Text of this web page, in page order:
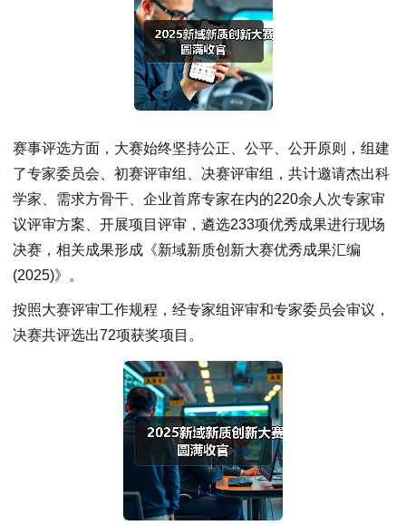
赛事评选方面，大赛始终坚持公正、公平、公开原则，组建
了专家委员会、初赛评审组、决赛评审组，共计邀请杰出科
学家、需求方骨干、企业首席专家在内的220余人次专家审
议评审方案、开展项目评审，遴选233项优秀成果进行现场
决赛，相关成果形成《新域新质创新大赛优秀成果汇编
(2025)》。
按照大赛评审工作规程，经专家组评审和专家委员会审议，
决赛共评选出72项获奖项目。